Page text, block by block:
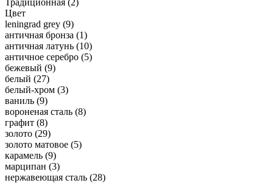
Цвет
leningrad grey (9)
античная бронза (1)
античная латунь (10)
античное серебро (5)
бежевый (9)
белый (27)
белый-хром (3)
ваниль (9)
вороненая сталь (8)
графит (8)
золото (29)
золото матовое (5)
карамель (9)
марципан (3)
нержавеющая сталь (28)